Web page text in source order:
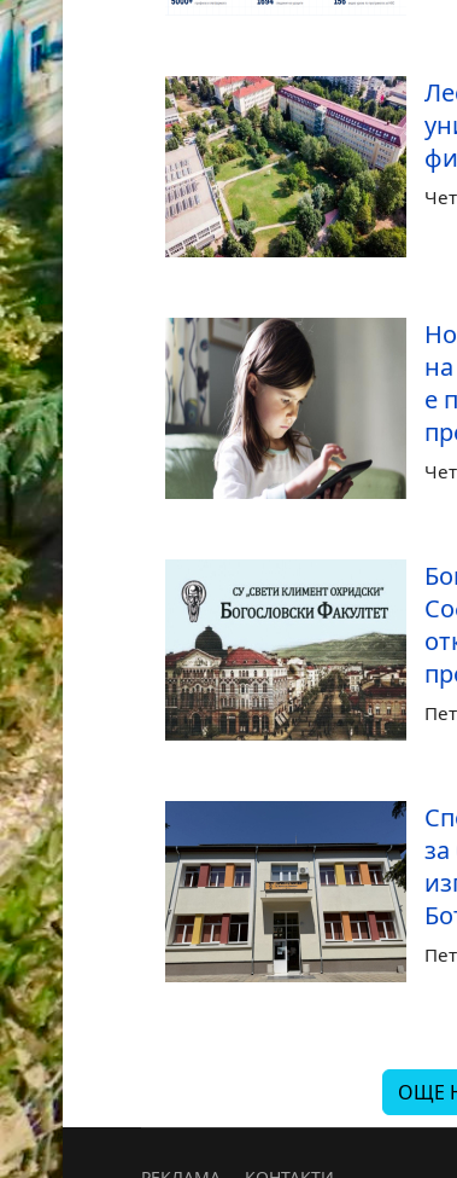
е
ОЩЕ